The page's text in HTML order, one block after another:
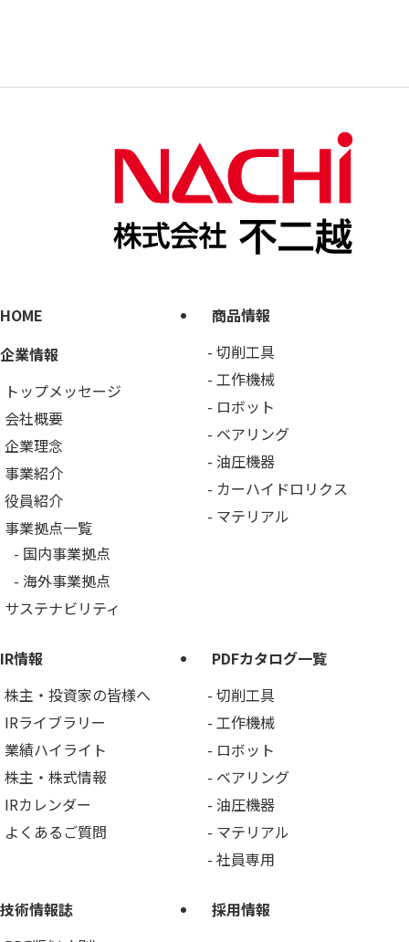
HOME
企業情報
トップメッセージ
会社概要
企業理念
事業紹介
役員紹介
事業拠点一覧
国内事業拠点
海外事業拠点
サステナビリティ
商品情報
切削工具
工作機械
ロボット
ベアリング
油圧機器
カーハイドロリクス
マテリアル
IR情報
株主・投資家の皆様へ
IRライブラリー
業績ハイライト
株主・株式情報
IRカレンダー
よくあるご質問
PDFカタログ一覧
切削工具
工作機械
ロボット
ベアリング
油圧機器
マテリアル
社員専用
技術情報誌
採用情報